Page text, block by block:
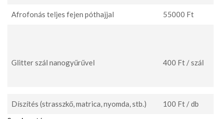
Afrofonás teljes fejen póthajjal 55000 Ft
Glitter szál nanogyűrűvel 400 Ft / szál
Díszítés (strasszkő, matrica, nyomda, stb.) 100 Ft / db